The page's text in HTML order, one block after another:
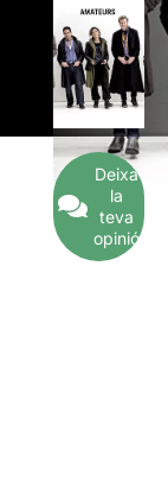
Deixa
la
teva
opinió